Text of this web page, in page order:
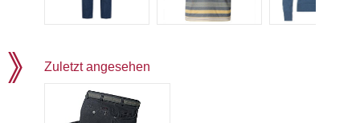
Zuletzt angesehen